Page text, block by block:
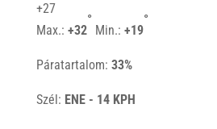
+27
Max.: +32
°
Min.: +19
°
Páratartalom: 33%
Szél: ENE - 14 KPH